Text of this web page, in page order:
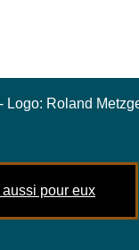
- Logo: Roland
pour eux